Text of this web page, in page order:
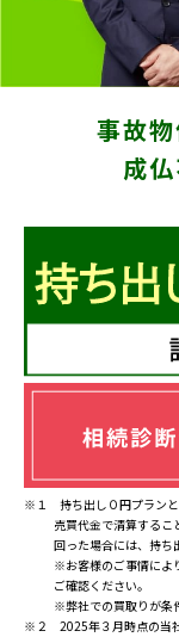
事故
成
※１ 持ち出し０円プランと
売買代金で清算するこ
回った場合には、持ち
※お客様のご事情によ
ご確認ください。
※弊社での買取りが条
※２ 2025年３月時点の当